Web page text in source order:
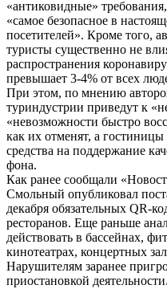
«антиковидные»
«самое безопасное в
посетителей». Кроме того,
туристы существенно не
распространения
превышает 3-4% от всех
При этом, по мнению
туриндустрии приведут к
«невозможности быстро
как их отменят, а гостиницы
средства на поддержание
фона.
Как ранее сообщали
Смольный опубликовал
декабря обязательных QR-
ресторанов. Еще раньше
действовать в бассейнах,
кинотеатрах, концертных
Нарушителям заранее
приостановкой деятельности.